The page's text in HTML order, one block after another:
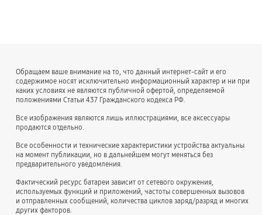
Обращаем ваше внимание на то, что данный интернет-сайт и его
содержимое носят исключительно информационный характер и ни при
каких условиях не являются публичной офертой, определяемой
положениями Статьи 437 Гражданского кодекса РФ.
Все изображения являются лишь иллюстрациями, все аксессуары
продаются отдельно.
Все особенности и технические характеристики устройства актуальны
на момент публикации, но в дальнейшем могут меняться без
предварительного уведомления.
Фактический ресурс батареи зависит от сетевого окружения,
используемых функций и приложений, частоты совершенных вызовов
и отправленных сообщений, количества циклов заряд/разряд и многих
других факторов.